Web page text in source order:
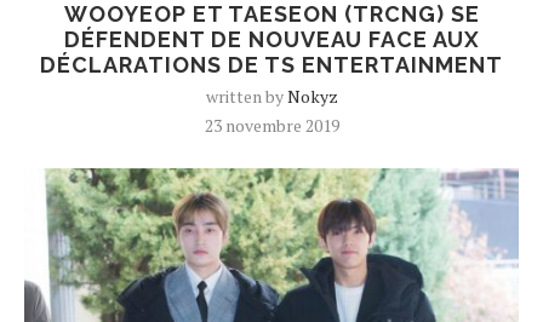
WOOYEOP ET TAESEON (TRCNG) SE
DÉFENDENT DE NOUVEAU FACE AUX
DÉCLARATIONS DE TS ENTERTAINMENT
written byNokyz
23 novembre 2019